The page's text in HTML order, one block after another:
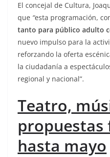
El concejal de Cultura,
que “esta programación,
tanto para público adulto
nuevo impulso para la
reforzando la oferta
la ciudadanía a
regional y nacional”.
Teatro,
hasta mayo